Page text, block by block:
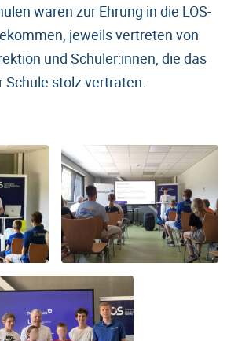
waren zur Ehrung in die LOS-
jeweils vertreten von
und Schüler:innen, die das
Schule stolz vertraten.